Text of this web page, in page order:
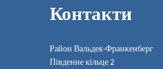
Контакти
Район Вальдек-Франкенберг
Південне кільце 2